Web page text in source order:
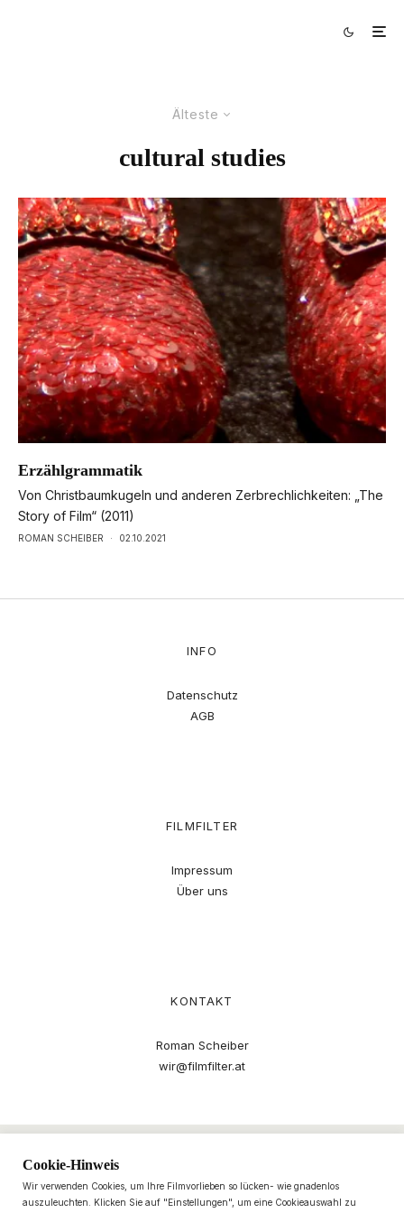
Älteste
cultural studies
Erzählgrammatik
Von Christbaumkugeln und anderen Zerbrechlichkeiten: „The
Story of Film“ (2011)
ROMAN SCHEIBER · 02.10.2021
INFO
Datenschutz
AGB
FILMFILTER
Impressum
Über uns
KONTAKT
Roman Scheiber
wir@filmfilter.at
Cookie-Hinweis
Wir verwenden Cookies, um Ihre Filmvorlieben so lücken- wie gnadenlos
auszuleuchten. Klicken Sie auf "Einstellungen", um eine Cookieauswahl zu